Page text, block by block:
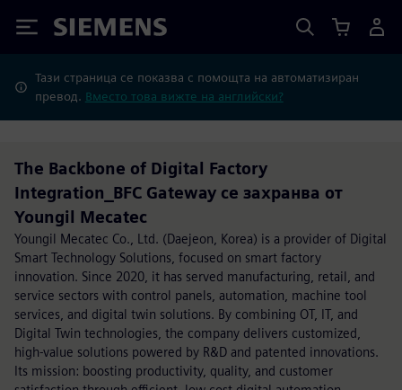
Siemens
Тази страница се показва с помощта на автоматизиран
превод. Вместо това вижте на английски?
The Backbone of Digital Factory
Integration_BFC Gateway се захранва от
Youngil Mecatec
Youngil Mecatec Co., Ltd. (Daejeon, Korea) is a provider of Digital
Smart Technology Solutions, focused on smart factory
innovation. Since 2020, it has served manufacturing, retail, and
service sectors with control panels, automation, machine tool
services, and digital twin solutions. By combining OT, IT, and
Digital Twin technologies, the company delivers customized,
high-value solutions powered by R&D and patented innovations.
Its mission: boosting productivity, quality, and customer